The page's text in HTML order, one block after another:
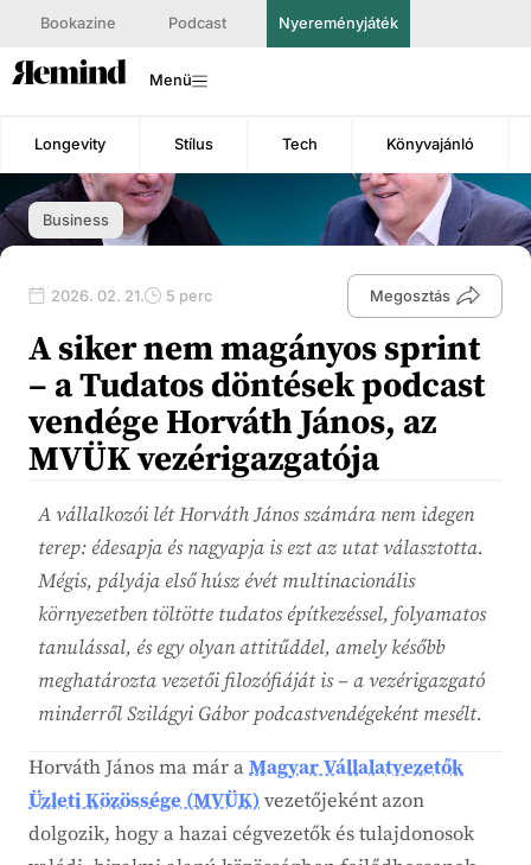
Bookazine Podcast Nyereményjáték
Menü
Longevity Stílus Tech Könyvajánló
Business
2026. 02. 21. 5 perc Megosztás
A siker nem magányos sprint
– a Tudatos döntések podcast
vendége Horváth János, az
MVÜK vezérigazgatója
A vállalkozói lét Horváth János számára nem idegen
terep: édesapja és nagyapja is ezt az utat választotta.
Mégis, pályája első húsz évét multinacionális
környezetben töltötte tudatos építkezéssel, folyamatos
tanulással, és egy olyan attitűddel, amely később
meghatározta vezetői filozófiáját is – a vezérigazgató
minderről Szilágyi Gábor podcastvendégeként mesélt.
Horváth János ma már aMagyar Vállalatvezetők
Üzleti Közössége (MVÜK)vezetőjeként azon
dolgozik, hogy a hazai cégvezetők és tulajdonosok